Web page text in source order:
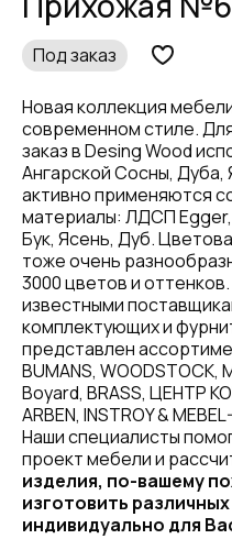
Под заказ
Новая коллекция
современном стиле.
заказ в Desing Wood
Ангарской Сосны, Дуба,
активно применяются
материалы: ЛДСП
Бук, Ясень, Дуб.
тоже очень
3000 цветов и
известными
комплектующих и
представлен
BUMANS, WOODSTOCK,
Boyard, BRASS,
ARBEN, INSTROY &
Наши специалисты
проект мебели и
изделия, по-вашему
изготовить
индивидуально для